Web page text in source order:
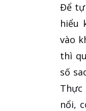
Để tự
hiểu
vào
thì
số
Thực
nổi,